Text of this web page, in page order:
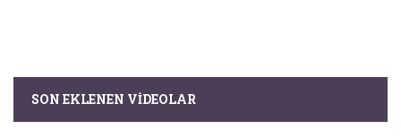
SON EKLENEN VIDEOLAR